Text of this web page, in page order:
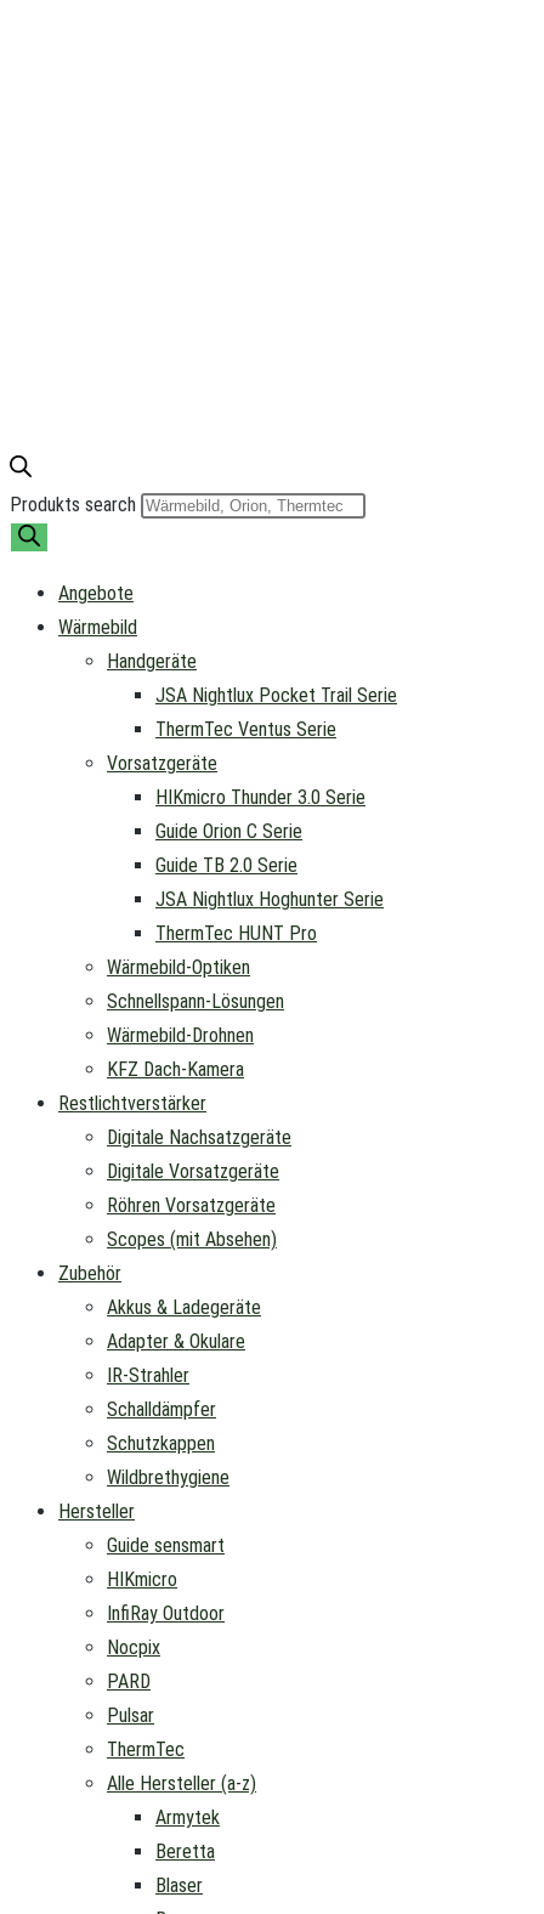
Produkts search
Angebote
Wärmebild
Handgeräte
JSA Nightlux Pocket Trail Serie
ThermTec Ventus Serie
Vorsatzgeräte
HIKmicro Thunder 3.0 Serie
Guide Orion C Serie
Guide TB 2.0 Serie
JSA Nightlux Hoghunter Serie
ThermTec HUNT Pro
Wärmebild-Optiken
Schnellspann-Lösungen
Wärmebild-Drohnen
KFZ Dach-Kamera
Restlichtverstärker
Digitale Nachsatzgeräte
Digitale Vorsatzgeräte
Röhren Vorsatzgeräte
Scopes (mit Absehen)
Zubehör
Akkus & Ladegeräte
Adapter & Okulare
IR-Strahler
Schalldämpfer
Schutzkappen
Wildbrethygiene
Hersteller
Guide sensmart
HIKmicro
InfiRay Outdoor
Nocpix
PARD
Pulsar
ThermTec
Alle Hersteller (a-z)
Armytek
Beretta
Blaser